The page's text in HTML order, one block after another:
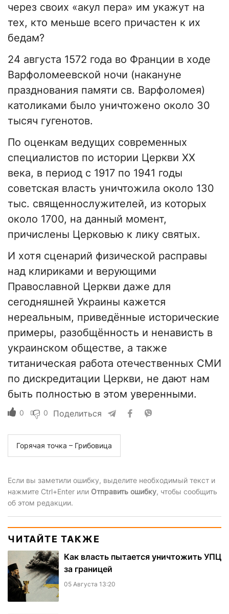
через своих «акул пера» им укажут на
тех, кто меньше всего причастен к их
бедам?
24 августа 1572 года во Франции в ходе
Варфоломеевской ночи (накануне
празднования памяти св. Варфоломея)
католиками было уничтожено около 30
тысяч гугенотов.
По оценкам ведущих современных
специалистов по истории Церкви ХХ
века, в период с 1917 по 1941 годы
советская власть уничтожила около 130
тыс. священнослужителей, из которых
около 1700, на данный момент,
причислены Церковью к лику святых.
И хотя сценарий физической расправы
над клириками и верующими
Православной Церкви даже для
сегодняшней Украины кажется
нереальным, приведённые исторические
примеры, разобщённость и ненависть в
украинском обществе, а также
титаническая работа отечественных СМИ
по дискредитации Церкви, не дают нам
быть полностью в этом уверенными.
0 0 Поделиться
Горячая точка – Грибовица
Если вы заметили ошибку, выделите необходимый текст и
нажмите Ctrl+Enter или Отправить ошибку, чтобы сообщить
об этом редакции.
ЧИТАЙТЕ ТАКЖЕ
Как власть пытается уничтожить УПЦ
за границей
05 Августа 13:20